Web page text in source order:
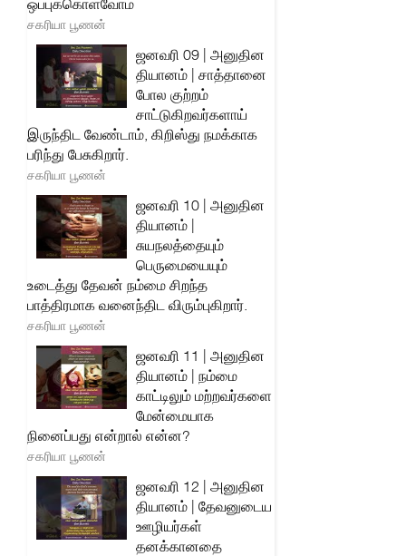
ஒப்புக்கொள்வோம்
சகரியா பூணன்
ஜனவரி 09 | அனுதின
தியானம் | சாத்தானை
போல குற்றம்
சாட்டுகிறவர்களாய்
இருந்திட வேண்டாம், கிறிஸ்து நமக்காக
பரிந்து பேசுகிறார்.
சகரியா பூணன்
ஜனவரி 10 | அனுதின
தியானம் |
சுயநலத்தையும்
பெருமையையும்
உடைத்து தேவன் நம்மை சிறந்த
பாத்திரமாக வனைந்திட விரும்புகிறார்.
சகரியா பூணன்
ஜனவரி 11 | அனுதின
தியானம் | நம்மை
காட்டிலும் மற்றவர்களை
மேன்மையாக
நினைப்பது என்றால் என்ன?
சகரியா பூணன்
ஜனவரி 12 | அனுதின
தியானம் | தேவனுடைய
ஊழியர்கள்
தனக்கானதை